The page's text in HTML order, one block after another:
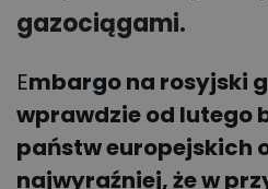
gazociągami.
Embargo na rosyjski
wprawdzie od lutego
państw europejskich
najwyraźniej, że w